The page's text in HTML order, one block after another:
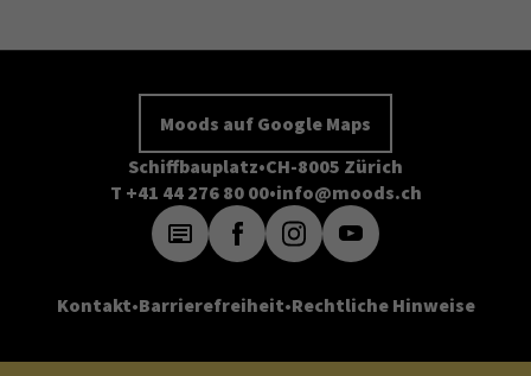
Moods auf Google Maps
Schiffbauplatz CH-8005 Zürich
T +41 44 276 80 00 info@moods.ch
Kontakt Barrierefreiheit Rechtliche Hinweise